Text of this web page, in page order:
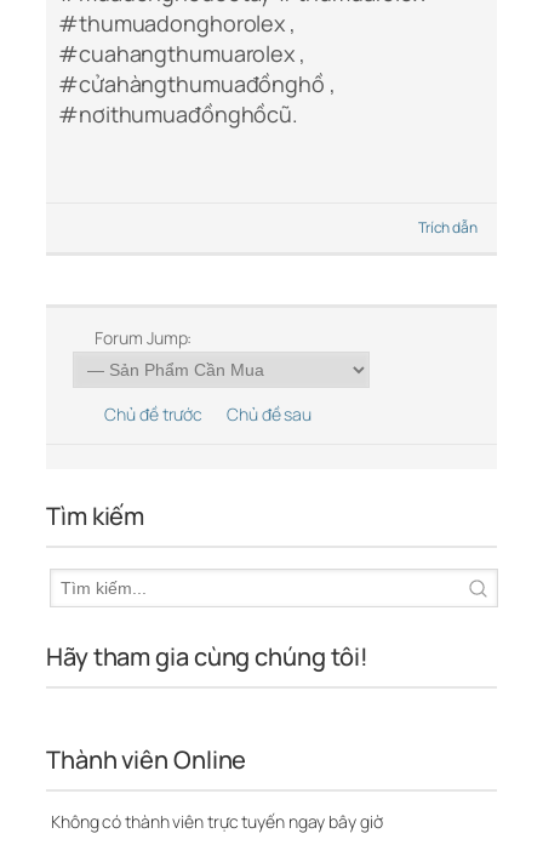
#thumuadonghorolex ,
#cuahangthumuarolex ,
#cửahàngthumuađồnghồ ,
#nơithumuađồnghồcũ.
Trích dẫn
Forum Jump:
Chủ đề trước Chủ đề sau
Tìm kiếm
Hãy tham gia cùng chúng tôi!
Thành viên Online
Không có thành viên trực tuyến ngay bây giờ